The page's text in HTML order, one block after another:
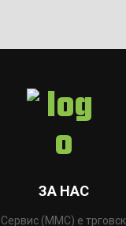
ЗА НАС
(ММС) е